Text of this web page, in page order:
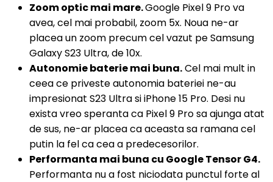
Zoom optic mai mare.Google Pixel 9 Pro va
avea, cel mai probabil, zoom 5x. Noua ne-ar
placea un zoom precum cel vazut pe Samsung
Galaxy S23 Ultra, de 10x.
Autonomie baterie mai buna.Cel mai mult in
ceea ce priveste autonomia bateriei ne-au
impresionat S23 Ultra si iPhone 15 Pro. Desi nu
exista vreo speranta ca Pixel 9 Pro sa ajunga atat
de sus, ne-ar placea ca aceasta sa ramana cel
putin la fel ca cea a predecesorilor.
Performanta mai buna cu Google Tensor G4.
Performanta nu a fost niciodata punctul forte al